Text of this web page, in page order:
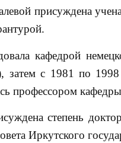
присуждена
кафедрой
с 1981 по 1998
профессором
степень
Иркутского